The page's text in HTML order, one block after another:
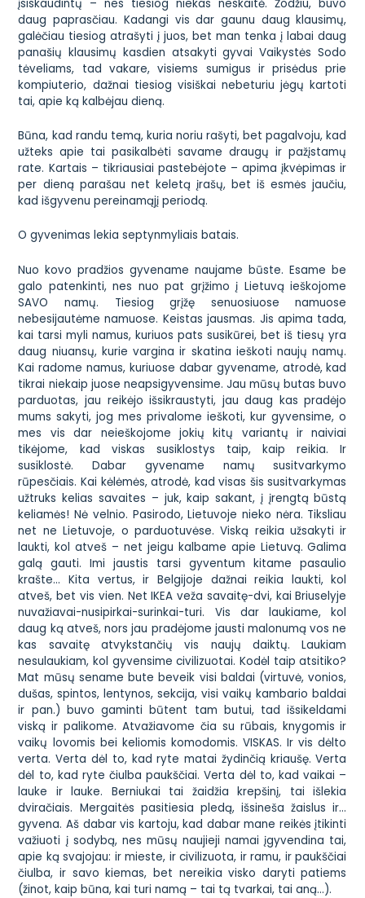
įsiskaudintų – nes tiesiog niekas neskaitė. Žodžiu, buvo
daug paprasčiau. Kadangi vis dar gaunu daug klausimų,
galėčiau tiesiog atrašyti į juos, bet man tenka į labai daug
panašių klausimų kasdien atsakytigyvai Vaikystės Sodo
tėveliams, tad vakare, visiems sumigus ir prisėdus prie
kompiuterio, dažnai tiesiog visiškai nebeturiu jėgų kartoti
tai, apie ką kalbėjau dieną.
Būna, kad randu temą, kuria noriu rašyti, bet pagalvoju, kad
užteks apie tai pasikalbėti savame draugų ir pažįstamų
rate. Kartais – tikriausiai pastebėjote – apima įkvėpimas ir
per dieną parašau net keletą įrašų, bet iš esmės jaučiu,
kad išgyvenu pereinamąjį periodą.
O gyvenimas lekia septynmyliais batais.
Nuo kovo pradžios gyvename naujame būste. Esame be
galo patenkinti, nes nuo pat grįžimo į Lietuvą ieškojome
SAVO namų. Tiesiog grįžę senuosiuose namuose
nebesijautėme namuose. Keistas jausmas. Jis apima tada,
kai tarsi myli namus, kuriuos pats susikūrei, bet iš tiesų yra
daug niuansų, kurie vargina ir skatina ieškoti naujų namų.
Kai radome namus, kuriuose dabar gyvename, atrodė, kad
tikrai niekaip juose neapsigyvensime. Jau mūsų butas buvo
parduotas, jau reikėjo išsikraustyti, jau daug kas pradėjo
mums sakyti, jog mes privalome ieškoti, kur gyvensime, o
mes vis dar neieškojome jokių kitų variantų ir naiviai
tikėjome, kad viskas susiklostys taip, kaip reikia. Ir
susiklostė. Dabar gyvename namų susitvarkymo
rūpesčiais. Kai kėlėmės, atrodė, kad visas šis susitvarkymas
užtruks kelias savaites – juk, kaip sakant, į įrengtą būstą
keliamės! Nė velnio. Pasirodo, Lietuvoje nieko nėra. Tiksliau
net ne Lietuvoje, o parduotuvėse. Viską reikia užsakyti ir
laukti, kol atveš – net jeigu kalbame apie Lietuvą. Galima
galą gauti. Imi jaustis tarsi gyventum kitame pasaulio
krašte… Kita vertus, ir Belgijoje dažnai reikia laukti, kol
atveš, bet vis vien. Net IKEA veža savaitę-dvi, kai Briuselyje
nuvažiavai-nusipirkai-surinkai-turi. Vis dar laukiame, kol
daug ką atveš, nors jau pradėjome jausti malonumą vos ne
kas savaitę atvykstančių vis naujų daiktų. Laukiam
nesulaukiam, kol gyvensime civilizuotai. Kodėl taip atsitiko?
Mat mūsų sename bute beveik visi baldai (virtuvė, vonios,
dušas, spintos, lentynos, sekcija, visi vaikų kambario baldai
ir pan.) buvo gaminti būtent tam butui, tad išsikeldami
viską ir palikome. Atvažiavome čia su rūbais, knygomis ir
vaikų lovomis bei keliomis komodomis. VISKAS. Ir vis dėlto
verta. Verta dėl to, kad ryte matai žydinčią kriaušę. Verta
dėl to, kad ryte čiulba paukščiai. Verta dėl to, kad vaikai –
lauke ir lauke. Berniukai tai žaidžia krepšinį, tai išlekia
dviračiais. Mergaitės pasitiesia pledą, išsineša žaislus ir…
gyvena. Aš dabar vis kartoju, kad dabar mane reikės įtikinti
važiuoti į sodybą, nes mūsų naujieji namai įgyvendina tai,
apie ką svajojau: ir mieste, ir civilizuota, ir ramu, ir paukščiai
čiulba, ir savo kiemas, bet nereikia visko daryti patiems
(žinot, kaip būna, kai turi namą – tai tą tvarkai, tai aną…).